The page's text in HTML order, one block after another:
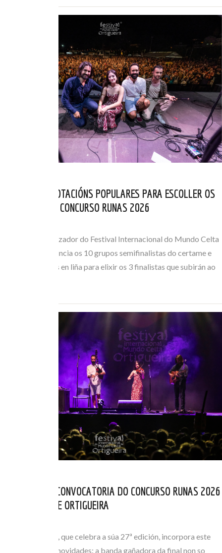
ABERTAS AS VOTACIÓNS POPULARES PARA ESCOLLER OS
FINALISTAS DO CONCURSO RUNAS 2026
O Comité Organizador do Festival Internacional do Mundo Celta
de Ortigueira anuncia os 10 grupos semifinalistas do certame e
abre as votacións en liña para elixir os 3 finalistas que subirán ao
ABERTA NOVA CONVOCATORIA DO CONCURSO RUNAS 2026
DO FESTIVAL DE ORTIGUEIRA
O certame Runas, que celebra a súa 27ª edición, incorpora este
ano importantes novidades: a banda gañadora da final non so